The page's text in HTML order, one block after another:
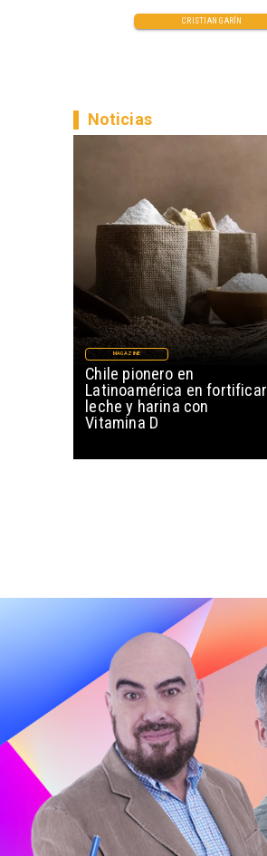
CRISTIAN GARÍN
Chile pionero en
Latinoamérica en fortificar
leche y harina con
Vitamina D
MAGAZINE
Noticias